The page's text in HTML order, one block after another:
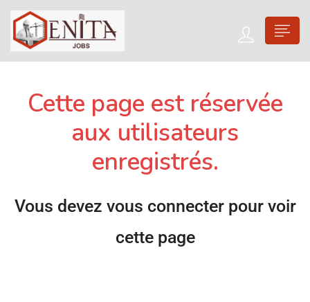
Cette page est réservée
aux utilisateurs
enregistrés.
Vous devez vous connecter pour voir
cette page